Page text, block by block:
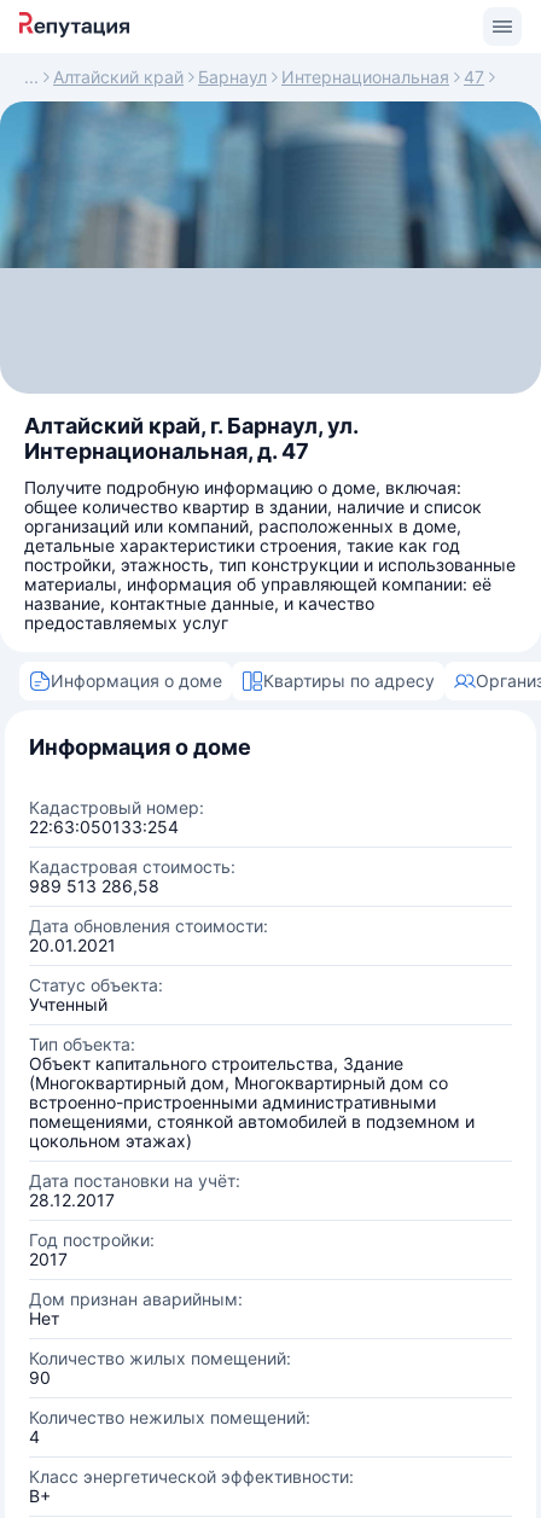
Алтайский край Барнаул Интернациональная 47
Алтайский край, г. Барнаул, ул.
Интернациональная, д. 47
Получите подробную информацию о доме, включая:
общее количество квартир в здании, наличие и список
организаций или компаний, расположенных в доме,
детальные характеристики строения, такие как год
постройки, этажность, тип конструкции и использованные
материалы, информация об управляющей компании: её
название, контактные данные, и качество
предоставляемых услуг
Информация о доме Квартиры по адресу
Информация о доме
Кадастровый номер:
22:63:050133:254
Кадастровая стоимость:
989 513 286,58
Дата обновления стоимости:
20.01.2021
Статус объекта:
Учтенный
Тип объекта:
Объект капитального строительства, Здание
(Многоквартирный дом, Многоквартирный дом со
встроенно-пристроенными административными
помещениями, стоянкой автомобилей в подземном и
цокольном этажах)
Дата постановки на учёт:
28.12.2017
Год постройки:
2017
Дом признан аварийным:
Нет
Количество жилых помещений:
90
Количество нежилых помещений:
4
Класс энергетической эффективности:
B+